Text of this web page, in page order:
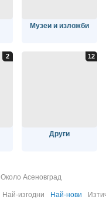
Музеи и изложби
Други
Около Асеновград
Най-изгодни Най-нови